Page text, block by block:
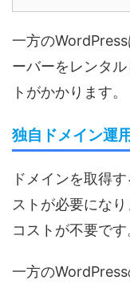
一方の
ーバーをレンタ
トがかかります。
独自ドメイン運用
ドメインを取得
ストが必要にな
コストが不要です
一方の